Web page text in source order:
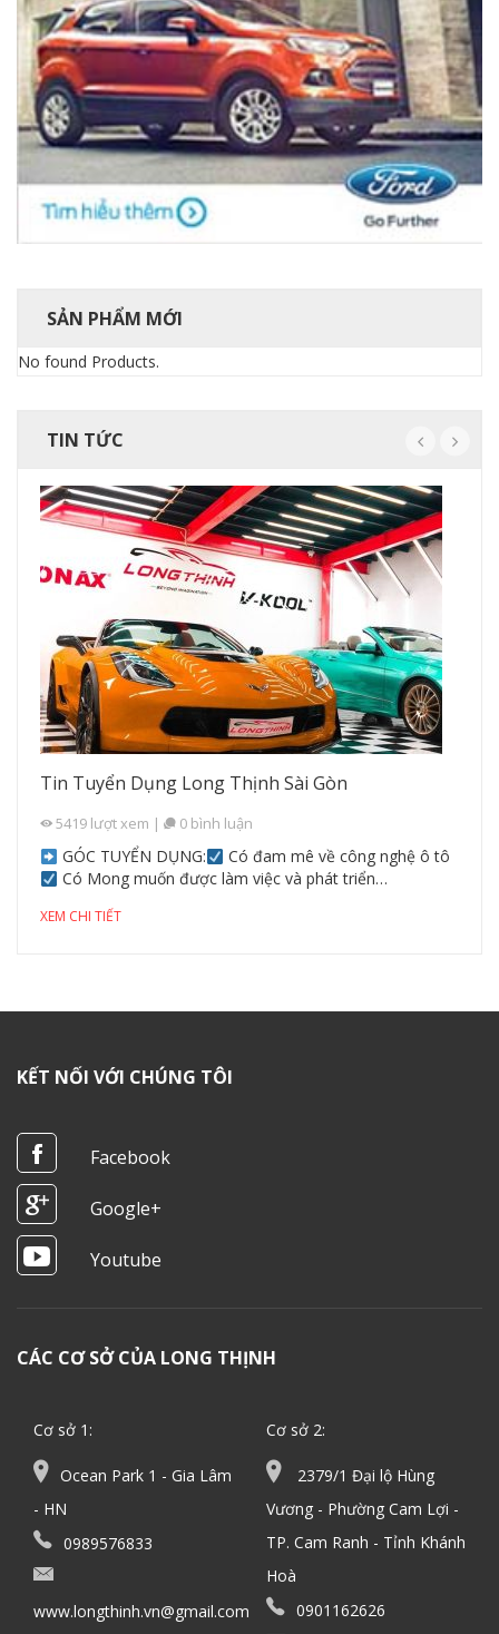
SẢN PHẨM MỚI
No found Products.
TIN TỨC
Tin Tuyển Dụng Long Thịnh Sài Gòn
5419 lượt xem | 0 bình luận
GÓC TUYỂN DỤNG:
Có đam mê về công nghệ ô tô
Có Mong muốn được làm việc và phát triển…
XEM CHI TIẾT
KẾT NỐI VỚI CHÚNG TÔI
Facebook
Google+
Youtube
CÁC CƠ SỞ CỦA LONG THỊNH
Cơ sở 1:
Ocean Park 1 - Gia Lâm
- HN
0989576833
www.longthinh.vn@gmail.com
Cơ sở 2:
2379/1 Đại lộ Hùng
Vương - Phường Cam Lợi -
TP. Cam Ranh - Tỉnh Khánh
Hoà
0901162626